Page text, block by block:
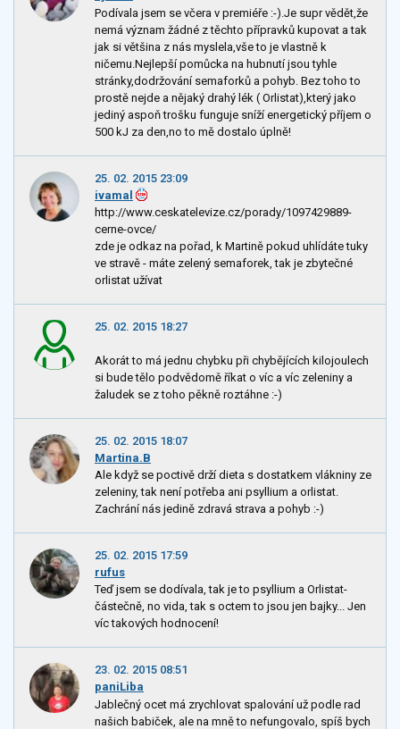
Podívala jsem se včera v premiéře :-).Je supr vědět,že
nemá význam žádné z těchto přípravků kupovat a tak
jak si většina z nás myslela,vše to je vlastně k
ničemu.Nejlepší pomůcka na hubnutí jsou tyhle
stránky,dodržování semaforků a pohyb. Bez toho to
prostě nejde a nějaký drahý lék ( Orlistat),který jako
jediný aspoň trošku funguje sníží energetický příjem o
500 kJ za den,no to mě dostalo úplně!
25. 02. 2015 23:09
ivamal
http://www.ceskatelevize.cz/porady/1097429889-
cerne-ovce/
zde je odkaz na pořad, k Martině pokud uhlídáte tuky
ve stravě - máte zelený semaforek, tak je zbytečné
orlistat užívat
25. 02. 2015 18:27
Akorát to má jednu chybku při chybějících kilojoulech
si bude tělo podvědomě říkat o víc a víc zeleniny a
žaludek se z toho pěkně roztáhne :-)
25. 02. 2015 18:07
Martina.B
Ale když se poctivě drží dieta s dostatkem vlákniny ze
zeleniny, tak není potřeba ani psyllium a orlistat.
Zachrání nás jedině zdravá strava a pohyb :-)
25. 02. 2015 17:59
rufus
Teď jsem se dodívala, tak je to psyllium a Orlistat-
částečně, no vida, tak s octem to jsou jen bajky... Jen
víc takových hodnocení!
23. 02. 2015 08:51
paniLiba
Jablečný ocet má zrychlovat spalování už podle rad
našich babiček, ale na mně to nefungovalo, spíš bych